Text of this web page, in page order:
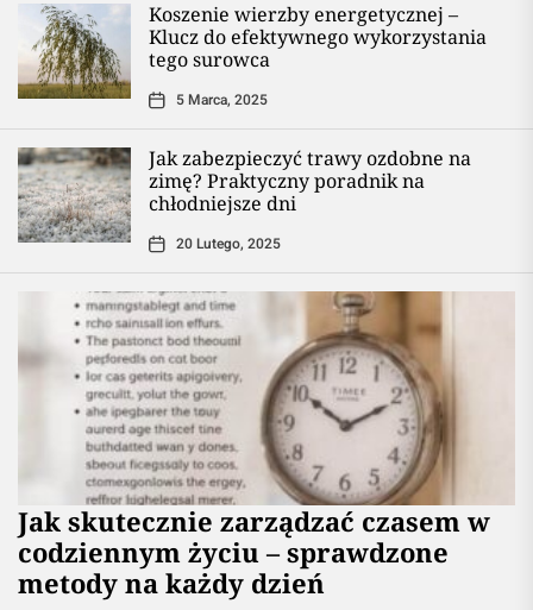
Koszenie wierzby energetycznej –
Klucz do efektywnego wykorzystania
tego surowca
5 Marca, 2025
Jak zabezpieczyć trawy ozdobne na
zimę? Praktyczny poradnik na
chłodniejsze dni
20 Lutego, 2025
Jak skutecznie zarządzać czasem w
codziennym życiu – sprawdzone
metody na każdy dzień